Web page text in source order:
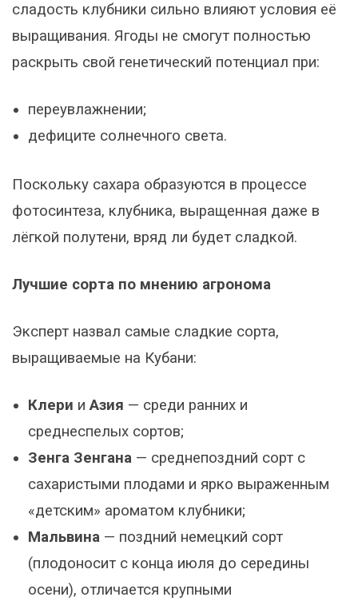
сладость клубники сильно влияют условия её
выращивания. Ягоды не смогут полностью
раскрыть свой генетический потенциал при:
переувлажнении;
дефиците солнечного света.
Поскольку сахара образуются в процессе
фотосинтеза, клубника, выращенная даже в
лёгкой полутени, вряд ли будет сладкой.
Лучшие сорта по мнению агронома
Эксперт назвал самые сладкие сорта,
выращиваемые на Кубани:
Клери иАзия — среди ранних и
среднеспелых сортов;
Зенга Зенгана — среднепоздний сорт с
сахаристыми плодами и ярко выраженным
«детским» ароматом клубники;
Мальвина — поздний немецкий сорт
(плодоносит с конца июля до середины
осени), отличается крупными